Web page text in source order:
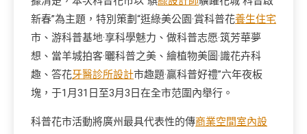
新春”為主題，特別策劃“逛綠美公園·賞科普花養生住宅
市、游科普基地·享科學魅力、做科普志愿·筑芳華夢
想、當羊城拍客·曬科普之美、繪植物美圖·識花卉科
趣、答花牙醫診所設計市趣題·贏科普好禮”六年夜板
塊，于1月31日至3月3日在全市范圍內舉行。
科普花市活動將廣州最具代表性的傳商業空間室內設